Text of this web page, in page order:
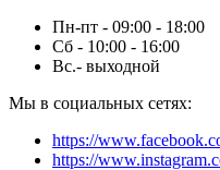
Пн-пт - 09:00 - 18:00
Сб - 10:00 - 16:00
Вс.- выходной
Мы в социальных сетях:
https://
https://